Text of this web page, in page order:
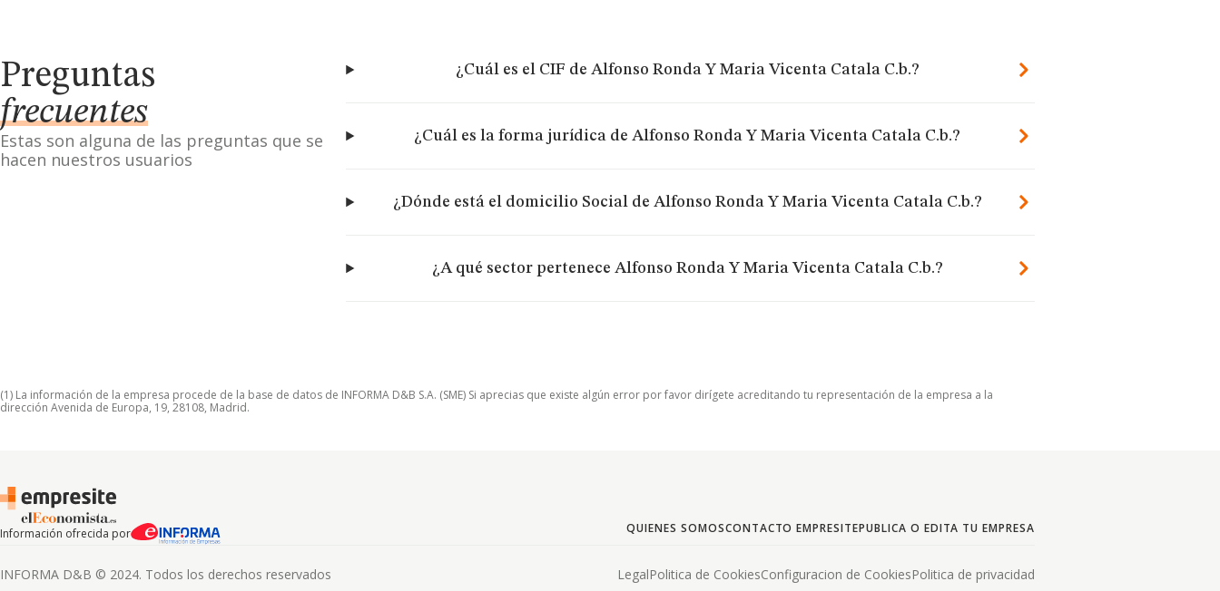
Preguntas
frecuentes
Estas son alguna de las preguntas que se
hacen nuestros usuarios
¿Cuál es el CIF de Alfonso Ronda Y Maria Vicenta Catala C.b.?
¿Cuál es la forma jurídica de Alfonso Ronda Y Maria Vicenta Catala C.b.?
¿Dónde está el domicilio Social de Alfonso Ronda Y Maria Vicenta Catala C.b.?
¿A qué sector pertenece Alfonso Ronda Y Maria Vicenta Catala C.b.?
(1) La información de la empresa procede de la base de datos de INFORMA D&B S.A. (SME) Si aprecias que existe algún error por favor dirígete acreditando tu representación de la empresa a la
dirección Avenida de Europa, 19, 28108, Madrid.
Información ofrecida por QUIENES SOMOSCONTACTO EMPRESITEPUBLICA O EDITA TU EMPRESA
INFORMA D&B © 2024. Todos los derechos reservados LegalPolitica de CookiesConfiguracion de CookiesPolitica de privacidad